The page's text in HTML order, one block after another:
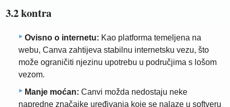
3.2 kontra
Ovisno o internetu: Kao platforma temeljena na
webu, Canva zahtijeva stabilnu internetsku vezu, što
može ograničiti njezinu upotrebu u područjima s lošom
vezom.
Manje moćan: Canvi možda nedostaju neke
napredne značajke uređivanja koje se nalaze u softveru